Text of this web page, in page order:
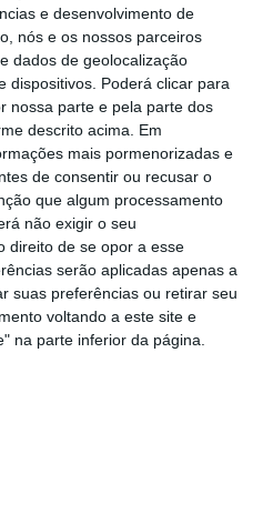
e desenvolvimento de
nós e os nossos parceiros
dados de geolocalização
dispositivos. Poderá clicar para
nossa parte e pela parte dos
descrito acima. Em
mais pormenorizadas e
de consentir ou recusar o
que algum processamento
não exigir o seu
direito de se opor a esse
serão aplicadas apenas a
suas preferências ou retirar seu
voltando a este site e
na parte inferior da página.
disciplinares”
“más condutas” no
estas (e outras)
de deveres
analisadas do ponto
caso se justifique,
e proporcional.
a estar “expostos” a
o que
comprem produtos